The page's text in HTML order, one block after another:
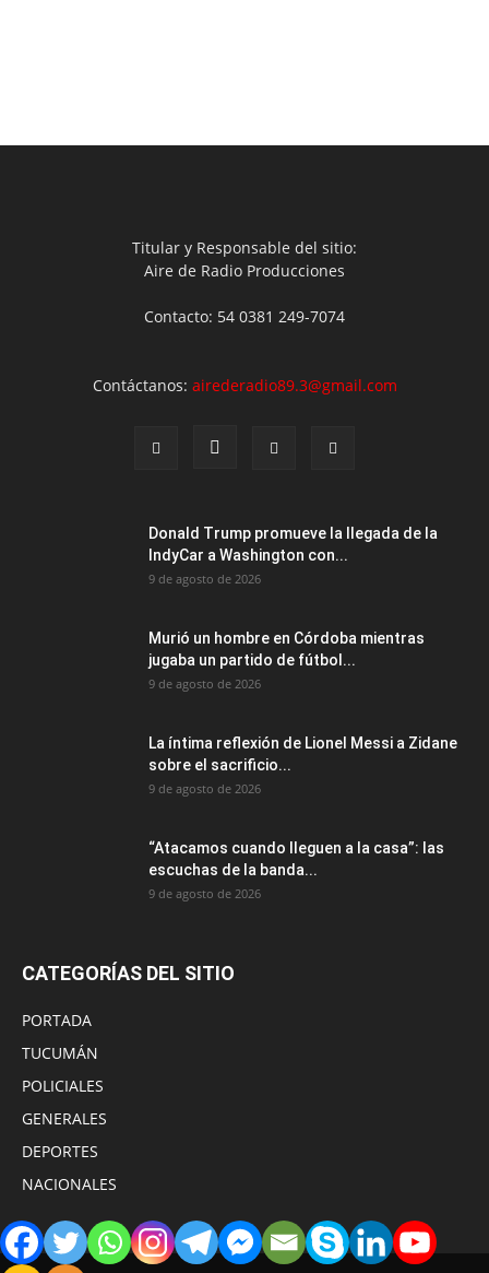
Titular y Responsable del sitio:
Aire de Radio Producciones
Contacto: 54 0381 249-7074
Contáctanos: airederadio89.3@gmail.com
Donald Trump promueve la llegada de la
IndyCar a Washington con...
9 de agosto de 2026
Murió un hombre en Córdoba mientras
jugaba un partido de fútbol...
9 de agosto de 2026
La íntima reflexión de Lionel Messi a Zidane
sobre el sacrificio...
9 de agosto de 2026
“Atacamos cuando lleguen a la casa”: las
escuchas de la banda...
9 de agosto de 2026
CATEGORÍAS DEL SITIO
PORTADA
TUCUMÁN
POLICIALES
GENERALES
DEPORTES
NACIONALES